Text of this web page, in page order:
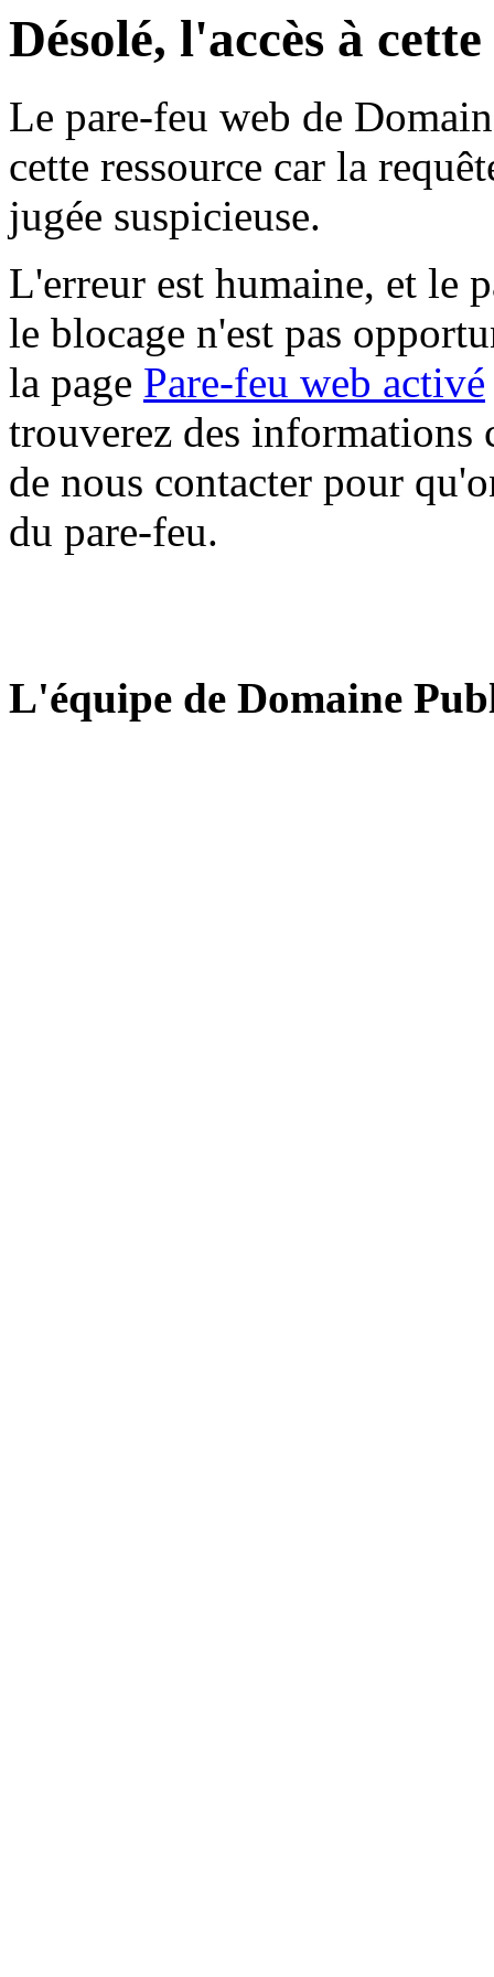
Désolé, l'accès à
Le pare-feu web de
cette ressource car la
jugée suspicieuse.
L'erreur est humaine, et le
le blocage n'est pas
la page Pare-feu web activé
trouverez des informations
de nous contacter pour
du pare-feu.
L'équipe de Domaine